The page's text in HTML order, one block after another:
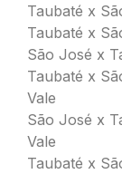
Taubaté x
Taubaté x
São José x
Taubaté x
Vale
São José x
Vale
Taubaté x